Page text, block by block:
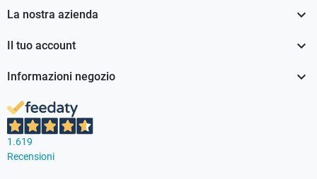
La nostra azienda 
Il tuo account 
Informazioni negozio 
1.619
Recensioni